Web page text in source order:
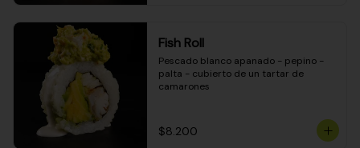
Fish Roll
Pescado blanco apanado - pepino -
palta - cubierto de un tartar de
camarones
$8.200